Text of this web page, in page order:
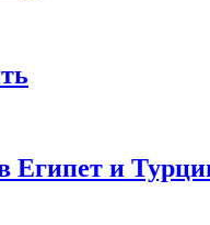
в Египет и